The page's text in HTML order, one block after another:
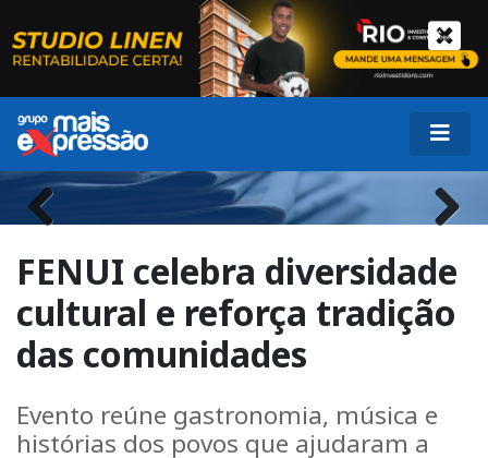
Previous Next
FENUI celebra diversidade
cultural e reforça tradição
das comunidades
Evento reúne gastronomia, música e